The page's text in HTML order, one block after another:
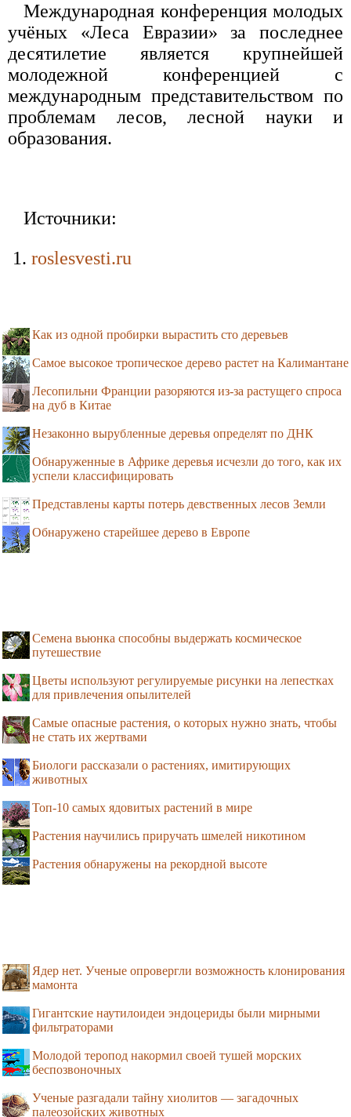
Международная конференция молодых
учёных «Леса Евразии» за последнее
десятилетие является крупнейшей
молодежной конференцией с
международным представительством по
проблемам лесов, лесной науки и
образования.
Источники:
roslesvesti.ru
Как из одной пробирки вырастить сто деревьев
Самое высокое тропическое дерево растет на Калимантане
Лесопильни Франции разоряются из-за растущего спроса
на дуб в Китае
Незаконно вырубленные деревья определят по ДНК
Обнаруженные в Африке деревья исчезли до того, как их
успели классифицировать
Представлены карты потерь девственных лесов Земли
Обнаружено старейшее дерево в Европе
Семена вьюнка способны выдержать космическое
путешествие
Цветы используют регулируемые рисунки на лепестках
для привлечения опылителей
Самые опасные растения, о которых нужно знать, чтобы
не стать их жертвами
Биологи рассказали о растениях, имитирующих
животных
Топ-10 самых ядовитых растений в мире
Растения научились приручать шмелей никотином
Растения обнаружены на рекордной высоте
Ядер нет. Ученые опровергли возможность клонирования
мамонта
Гигантские наутилоидеи эндоцериды были мирными
фильтраторами
Молодой теропод накормил своей тушей морских
беспозвоночных
Ученые разгадали тайну хиолитов — загадочных
палеозойских животных